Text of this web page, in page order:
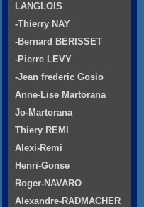
LANGLOIS
-Thierry NAY
-Bernard BERISSET
-Pierre LEVY
-Jean frederic Gosio
Anne-Lise Martorana
Jo-Martorana
Thiery REMI
Alexi-Remi
Henri-Gonse
Roger-NAVARO
Alexandre-RADMACHER